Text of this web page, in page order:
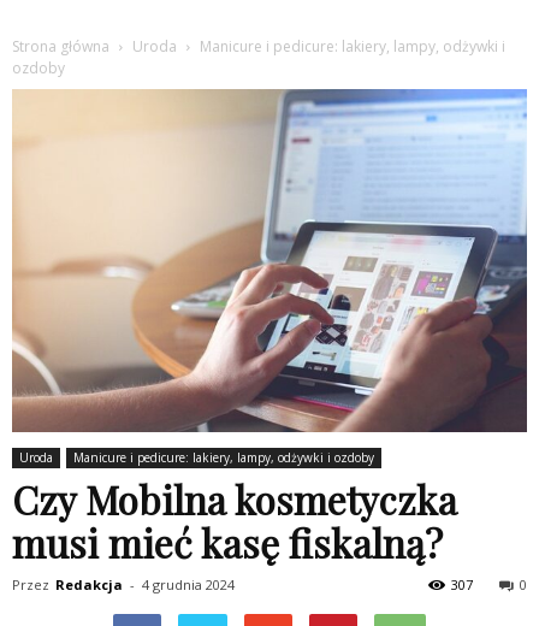
Strona główna Uroda
Manicure i pedicure: lakiery, lampy, odżywki i
ozdoby
Uroda Manicure i pedicure: lakiery, lampy, odżywki i ozdoby
Czy Mobilna kosmetyczka
musi mieć kasę fiskalną?
Przez Redakcja - 4 grudnia 2024 0
307